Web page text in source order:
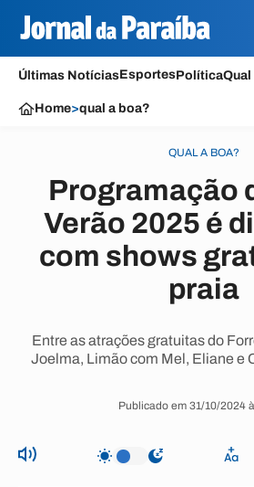
Últimas NotíciasEsportesPolíticaQual
Home>qual a boa?
QUAL A BOA?
Programação
Verão 2025 é
com shows
praia
Entre as atrações gratuitas do
Joelma, Limão com Mel, Eliane e
Publicado em 31/10/2024